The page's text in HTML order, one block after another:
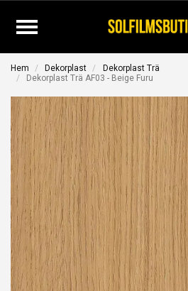
Hem Dekorplast
Dekorplast Trä
Dekorplast Trä AF03 - Beige Furu